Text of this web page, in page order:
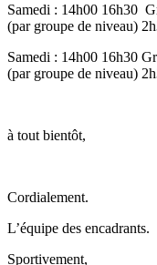
Samedi : 14h00 16h30
(par groupe de niveau)
Samedi : 14h00 16h30
(par groupe de niveau)
à tout bientôt,
Cordialement.
L’équipe des encadrants.
Sportivement,